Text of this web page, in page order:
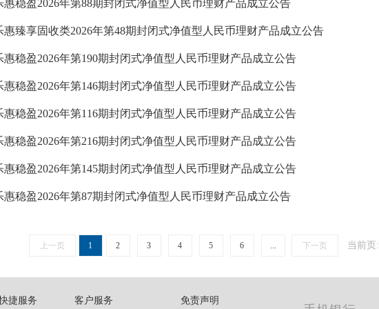
惠稳盈2026年第88期封闭式净值型人民币理财产品成立公告
惠臻享固收类2026年第48期封闭式净值型人民币理财产品成立公告
惠稳盈2026年第190期封闭式净值型人民币理财产品成立公告
惠稳盈2026年第146期封闭式净值型人民币理财产品成立公告
惠稳盈2026年第116期封闭式净值型人民币理财产品成立公告
惠稳盈2026年第216期封闭式净值型人民币理财产品成立公告
惠稳盈2026年第145期封闭式净值型人民币理财产品成立公告
惠稳盈2026年第87期封闭式净值型人民币理财产品成立公告
上一页 1 2 3 4 5 6 ... 下一页 当前页:
捷服务 客户服务 免责声明